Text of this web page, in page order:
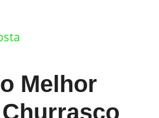
Melhor